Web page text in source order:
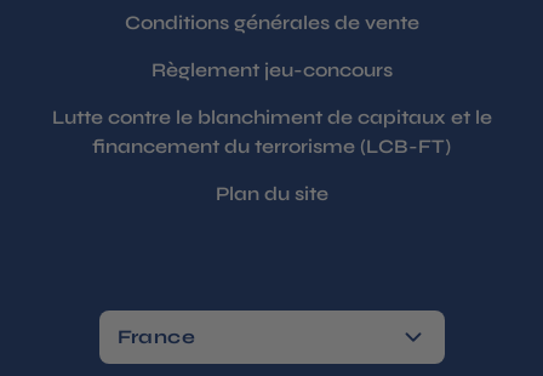
Conditions générales de vente
Règlement jeu-concours
Lutte contre le blanchiment de capitaux et le
financement du terrorisme (LCB-FT)
Plan du site
France